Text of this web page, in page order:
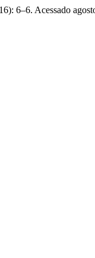
6–6. Acessado